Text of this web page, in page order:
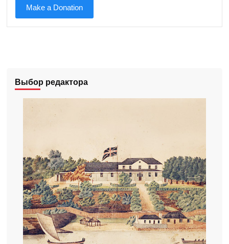
Make a Donation
Выбор редактора